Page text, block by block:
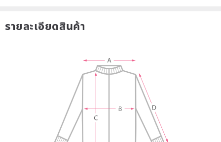
รายละเอียดสินค้า